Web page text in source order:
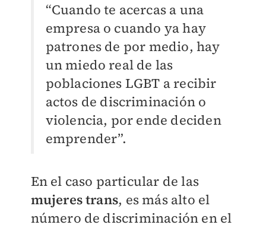
“Cuando te acercas a una
empresa o cuando ya hay
patrones de por medio, hay
un miedo real de las
poblaciones LGBT a recibir
actos de discriminación o
violencia, por ende deciden
emprender”.
En el caso particular de las
mujeres trans, es más alto el
número de discriminación en el